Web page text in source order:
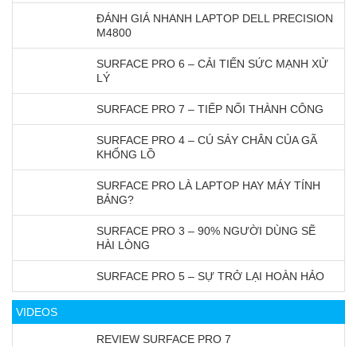
ĐÁNH GIÁ NHANH LAPTOP DELL PRECISION
M4800
SURFACE PRO 6 – CẢI TIẾN SỨC MẠNH XỬ
LÝ
SURFACE PRO 7 – TIẾP NỐI THÀNH CÔNG
SURFACE PRO 4 – CÚ SẢY CHÂN CỦA GÃ
KHỔNG LỒ
SURFACE PRO LÀ LAPTOP HAY MÁY TÍNH
BẢNG?
SURFACE PRO 3 – 90% NGƯỜI DÙNG SẼ
HÀI LÒNG
SURFACE PRO 5 – SỰ TRỞ LẠI HOÀN HẢO
VIDEOS
REVIEW SURFACE PRO 7